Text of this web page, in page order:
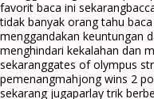
favorit baca ini sekarang
tidak banyak orang tahu
menggandakan keuntungan
menghindari kekalahan dan
sekaranggates of olympus
pemenangmahjong wins 2
sekarang jugaparlay trik